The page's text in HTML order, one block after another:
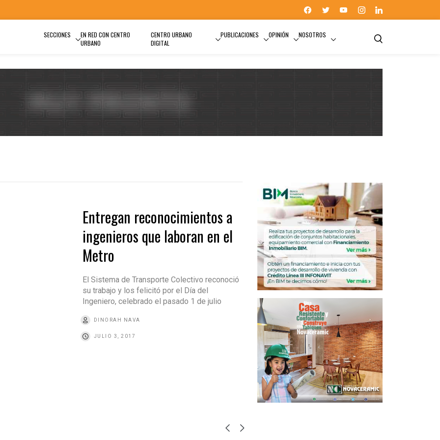
SECCIONES
EN RED CON CENTRO
URBANO
CENTRO URBANO
DIGITAL
PUBLICACIONES OPINIÓN NOSOTROS
Entregan reconocimientos a
ingenieros que laboran en el
Metro
El Sistema de Transporte Colectivo reconoció
su trabajo y los felicitó por el Día del
Ingeniero, celebrado el pasado 1 de julio
DINORAH NAVA
JULIO 3, 2017